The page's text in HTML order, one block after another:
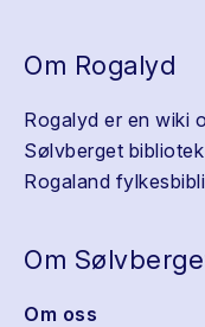
Om Rogalyd
Rogalyd er en wiki
Sølvberget
Rogaland
Om
Om oss